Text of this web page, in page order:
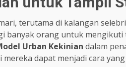
terutama di kalangan
banyak orang untuk mengikuti
Urban Kekinian dalam
dapat menjadi cara